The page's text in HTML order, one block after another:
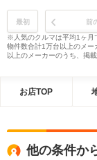
最初 前
※人気のクルマは平均1ヶ月
物件数合計1万台以上のメ
以上のメーカーのうち、掲
お店TOP
他の条件か